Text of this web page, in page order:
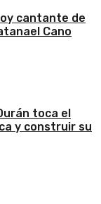
cantante de
Cano
toca el
y construir su